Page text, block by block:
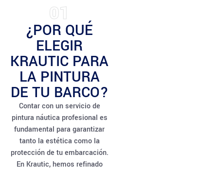
01
¿POR QUÉ
ELEGIR
KRAUTIC PARA
LA PINTURA
DE TU BARCO?
Contar con un servicio de
pintura náutica profesional es
fundamental para garantizar
tanto la estética como la
protección de tu embarcación.
En Krautic, hemos refinado